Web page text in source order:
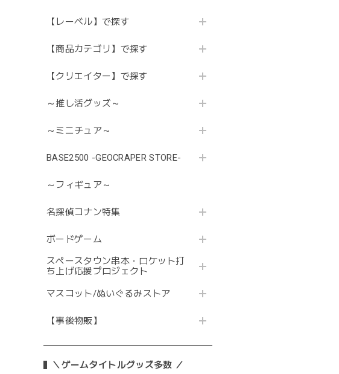
【レーベル】で探す
【商品カテゴリ】で探す
【クリエイター】で探す
～推し活グッズ～
～ミニチュア～
BASE2500 -GEOCRAPER STORE-
～フィギュア～
名探偵コナン特集
ボードゲーム
スペースタウン串本・ロケット打
ち上げ応援プロジェクト
マスコット/ぬいぐるみストア
【事後物販】
＼ゲームタイトルグッズ多数 ／